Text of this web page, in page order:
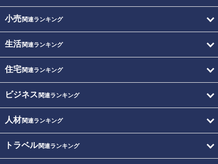
小売関連ランキング
生活関連ランキング
住宅関連ランキング
ビジネス 関連ランキング
人材関連ランキング
トラベル関連ランキング